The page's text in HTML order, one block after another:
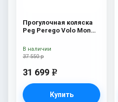
Прогулочная коляска
Peg Perego Volo Mon
37 550 р
31 699 e
Купить
В наличии